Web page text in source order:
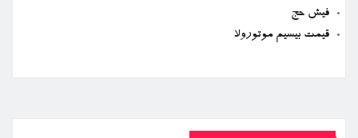
فیش حج
قیمت بیسیم موتورولا